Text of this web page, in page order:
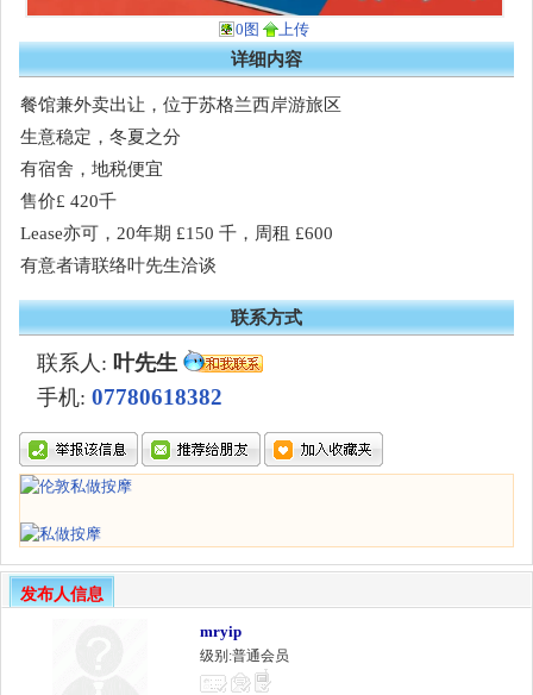
0图 上传
详细内容
餐馆兼外卖出让，位于苏格兰西岸游旅区
生意稳定，冬夏之分
有宿舍，地税便宜
售价£ 420千
Lease亦可，20年期 £150 千，周租 £600
有意者请联络叶先生洽谈
联系方式
联系人: 叶先生
手机: 07780618382
发布人信息
mryip
级别:普通会员